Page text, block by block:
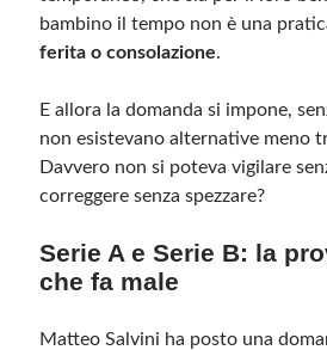
bambino il tempo non è una
ferita o consolazione.
E allora la domanda si impone,
non esistevano alternative meno
Davvero non si poteva vigilare
correggere senza spezzare?
Serie A e Serie B: la
che fa male
Matteo Salvini ha posto una